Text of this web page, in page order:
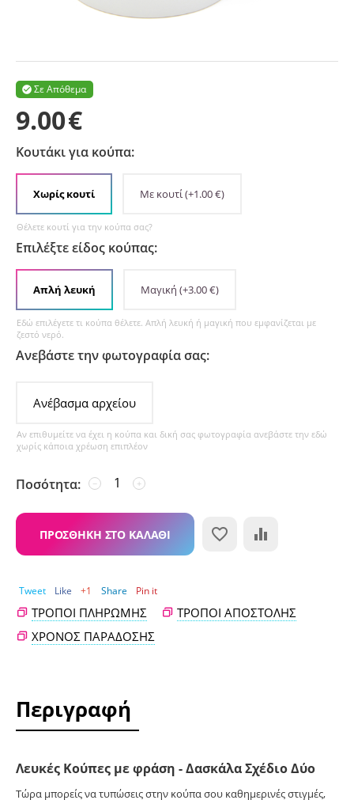
Σε Απόθεμα

9.00€
Κουτάκι για κούπα:
Χωρίς κουτί Με κουτί(+1.00€)
Θέλετε κουτί για την κούπα σας?
Επιλέξτε είδος κούπας:
Απλή λευκή Μαγική (+3.00€)
Εδώ επιλέγετε τι κούπα θέλετε. Απλή λευκή ή μαγική που εμφανίζεται με
ζεστό νερό.
Ανεβάστε την φωτογραφία σας:
Ανέβασμα αρχείου
Αν επιθυμείτε να έχει η κούπα και δική σας φωτογραφία ανεβάστε την εδώ
χωρίς κάποια χρέωση επιπλέον
Ποσότητα: +
−
ΠΡΟΣΘΉΚΗ ΣΤΟ ΚΑΛΆΘΙ
Tweet Like +1 Share Pin it
ΤΡΌΠΟΙ ΠΛΗΡΩΜΉΣ
ΤΡΌΠΟΙ ΑΠΟΣΤΟΛΉΣ
ΧΡΌΝΟΣ ΠΑΡΆΔΟΣΗΣ
Περιγραφή
Λευκές Κούπες με φράση - Δασκάλα Σχέδιο Δύο
Τώρα μπορείς να τυπώσεις στην κούπα σου καθημερινές στιγμές,